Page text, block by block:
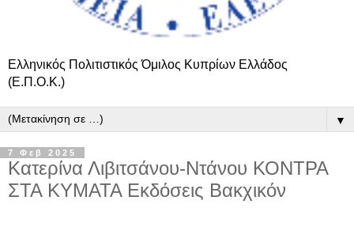
Ελληνικός Πολιτιστικός Όμιλος Κυπρίων Ελλάδος
(Ε.Π.Ο.Κ.)
▼
7 Φεβ 2025
Κατερίνα Λιβιτσάνου-Ντάνου ΚΟΝΤΡΑ
ΣΤΑ ΚΥΜΑΤΑ Εκδόσεις Βακχικόν